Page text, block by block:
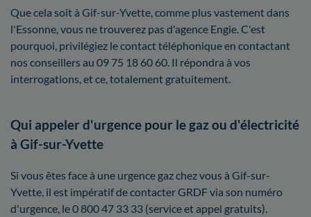
Que cela soit à Gif-sur-Yvette, comme plus vastement dans
l'Essonne, vous ne trouverez pas d'agence Engie. C'est
pourquoi, privilégiez le contact téléphonique en contactant
nos conseillers au 09 75 18 60 60. Il répondra à vos
interrogations, et ce, totalement gratuitement.
Qui appeler d'urgence pour le gaz ou d'électricité
à Gif-sur-Yvette
Si vous êtes face à une urgence gaz chez vous à Gif-sur-
Yvette, il est impératif de contacter GRDF via son numéro
d'urgence, le 0 800 47 33 33 (service et appel gratuits).